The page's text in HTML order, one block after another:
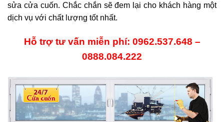
sửa cửa cuốn. Chắc chắn sẽ đem lại cho khách hàng một
dịch vụ với chất lượng tốt nhất.
Hỗ trợ tư vấn miễn phí: 0962.537.648 –
0888.084.222